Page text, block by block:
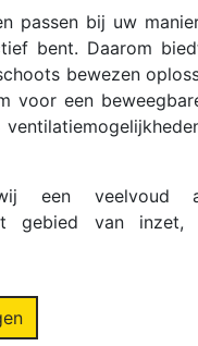
passen bij uw
bent. Daarom
bewezen
voor een
een veelvoud
gebied van inzet,